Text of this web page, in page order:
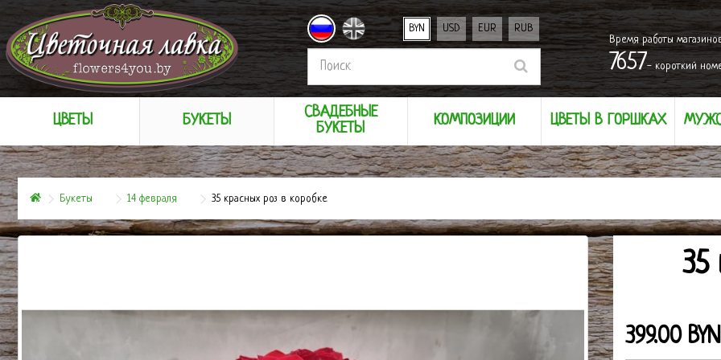
BYN USD EUR
RUB
Время работы
7657- короткий
ЦВЕТЫ БУКЕТЫ
СВАДЕБНЫЕ
БУКЕТЫ
КОМПОЗИЦИИ ЦВЕТЫ В ГОРШКАХ
Букеты 14 февраля 35 красных роз в коробке
35
399.00 BYN